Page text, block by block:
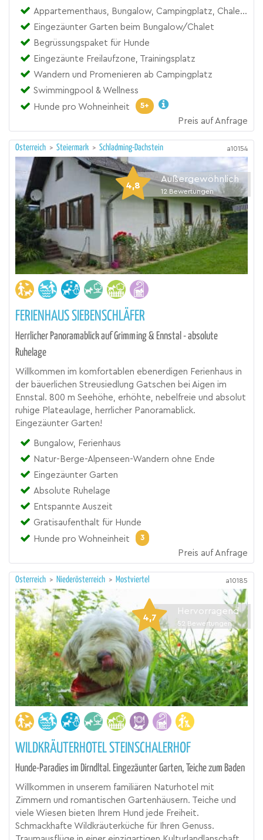
Appartementhaus, Bungalow, Campingplatz, Chalet, Feriendorf I Ferienpark, Ferienhaus
Eingezäunter Garten beim Bungalow/Chalet
Begrüssungspaket für Hunde
Eingezäunte Freilaufzone, Trainingsplatz
Wandern und Promenieren ab Campingplatz
Swimmingpool & Wellness
Hunde pro Wohneinheit
5+
Preis auf Anfrage
Österreich > Steiermark > Schladming-Dachstein a10154
4,8
Außergewöhnlich
12 Bewertungen
FERIENHAUS SIEBENSCHLÄFER
Herrlicher Panoramablick auf Grimming & Ennstal - absolute
Ruhelage
Willkommen im komfortablen ebenerdigen Ferienhaus in
der bäuerlichen Streusiedlung Gatschen bei Aigen im
Ennstal. 800 m Seehöhe, erhöhte, nebelfreie und absolut
ruhige Plateaulage, herrlicher Panoramablick.
Eingezäunter Garten!
Bungalow, Ferienhaus
Natur-Berge-Alpenseen-Wandern ohne Ende
Eingezäunter Garten
Absolute Ruhelage
Entspannte Auszeit
Gratisaufenthalt für Hunde
Hunde pro Wohneinheit
3
Preis auf Anfrage
Österreich > Niederösterreich > Mostviertel a10185
4,7
Hervorragend
52 Bewertungen
WILDKRÄUTERHOTEL STEINSCHALERHOF
Hunde-Paradies im Dirndltal. Eingezäunter Garten, Teiche zum Baden
Willkommen in unserem familiären Naturhotel mit
Zimmern und romantischen Gartenhäusern. Teiche und
viele Wiesen bieten Ihrem Hund jede Freiheit.
Schmackhafte Wildkräuterküche für Ihren Genuss.